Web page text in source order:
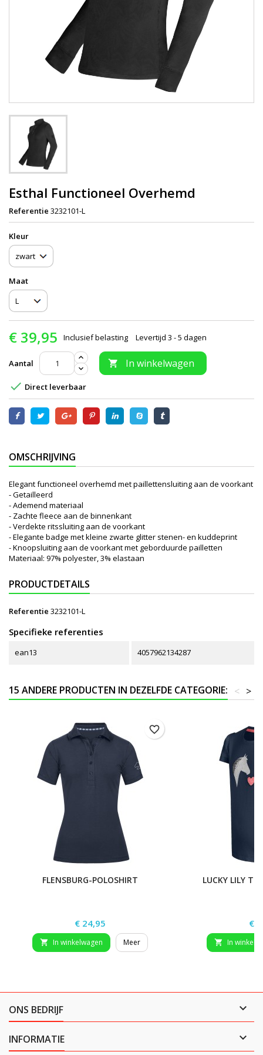
Esthal Functioneel Overhemd
Referentie 3232101-L
Kleur
Maat
€ 39,95 Inclusief belasting Levertijd 3 - 5 dagen
Aantal  In winkelwagen
 Direct leverbaar
OMSCHRIJVING
Elegant functioneel overhemd met paillettensluiting aan de voorkant
- Getailleerd
- Ademend materiaal
- Zachte fleece aan de binnenkant
- Verdekte ritssluiting aan de voorkant
- Elegante badge met kleine zwarte glitter stenen- en kuddeprint
- Knoopsluiting aan de voorkant met geborduurde pailletten
Materiaal: 97% polyester, 3% elastaan
PRODUCTDETAILS
Referentie 3232101-L
Specifieke referenties
ean13 4057962134287
15 ANDERE PRODUCTEN IN DEZELFDE CATEGORIE: >
<
FLENSBURG-POLOSHIRT
Prijs
€ 24,95
 In winkelwagen Meer
favorite_border
LUCKY LILY T-
€
 In
ONS BEDRIJF 
INFORMATIE 